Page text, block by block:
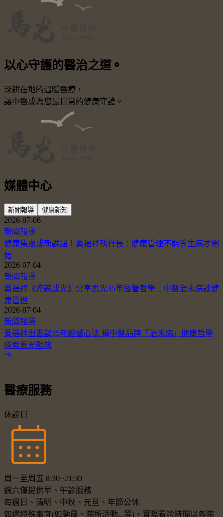
以心守護的醫治之道 ⚬
深耕在地的溫暖醫療，
讓中醫成為您最日常的健康守護。
媒體中心
新聞報導 健康新知
2026-07-06
新聞報導
健康焦慮成新課題！黃福祥執行長：健康管理不能等生病才開
始
2026-07-04
新聞報導
黃福祥《淬鍊成光》分享馬光35年經營哲學 中醫治未病談健
康管理
2026-07-04
新聞報導
黃福祥出書談35年經營心法 揭中醫品牌「治未病」健康哲學
探索馬光動態
醫療服務
休診日
周一至周五 8:30~21:30
週六僅提供早、午診服務
每週日、清明、中秋、元旦、年節公休
如遇特殊事宜(如颱風、院所活動...等)，實際看診時間以各院